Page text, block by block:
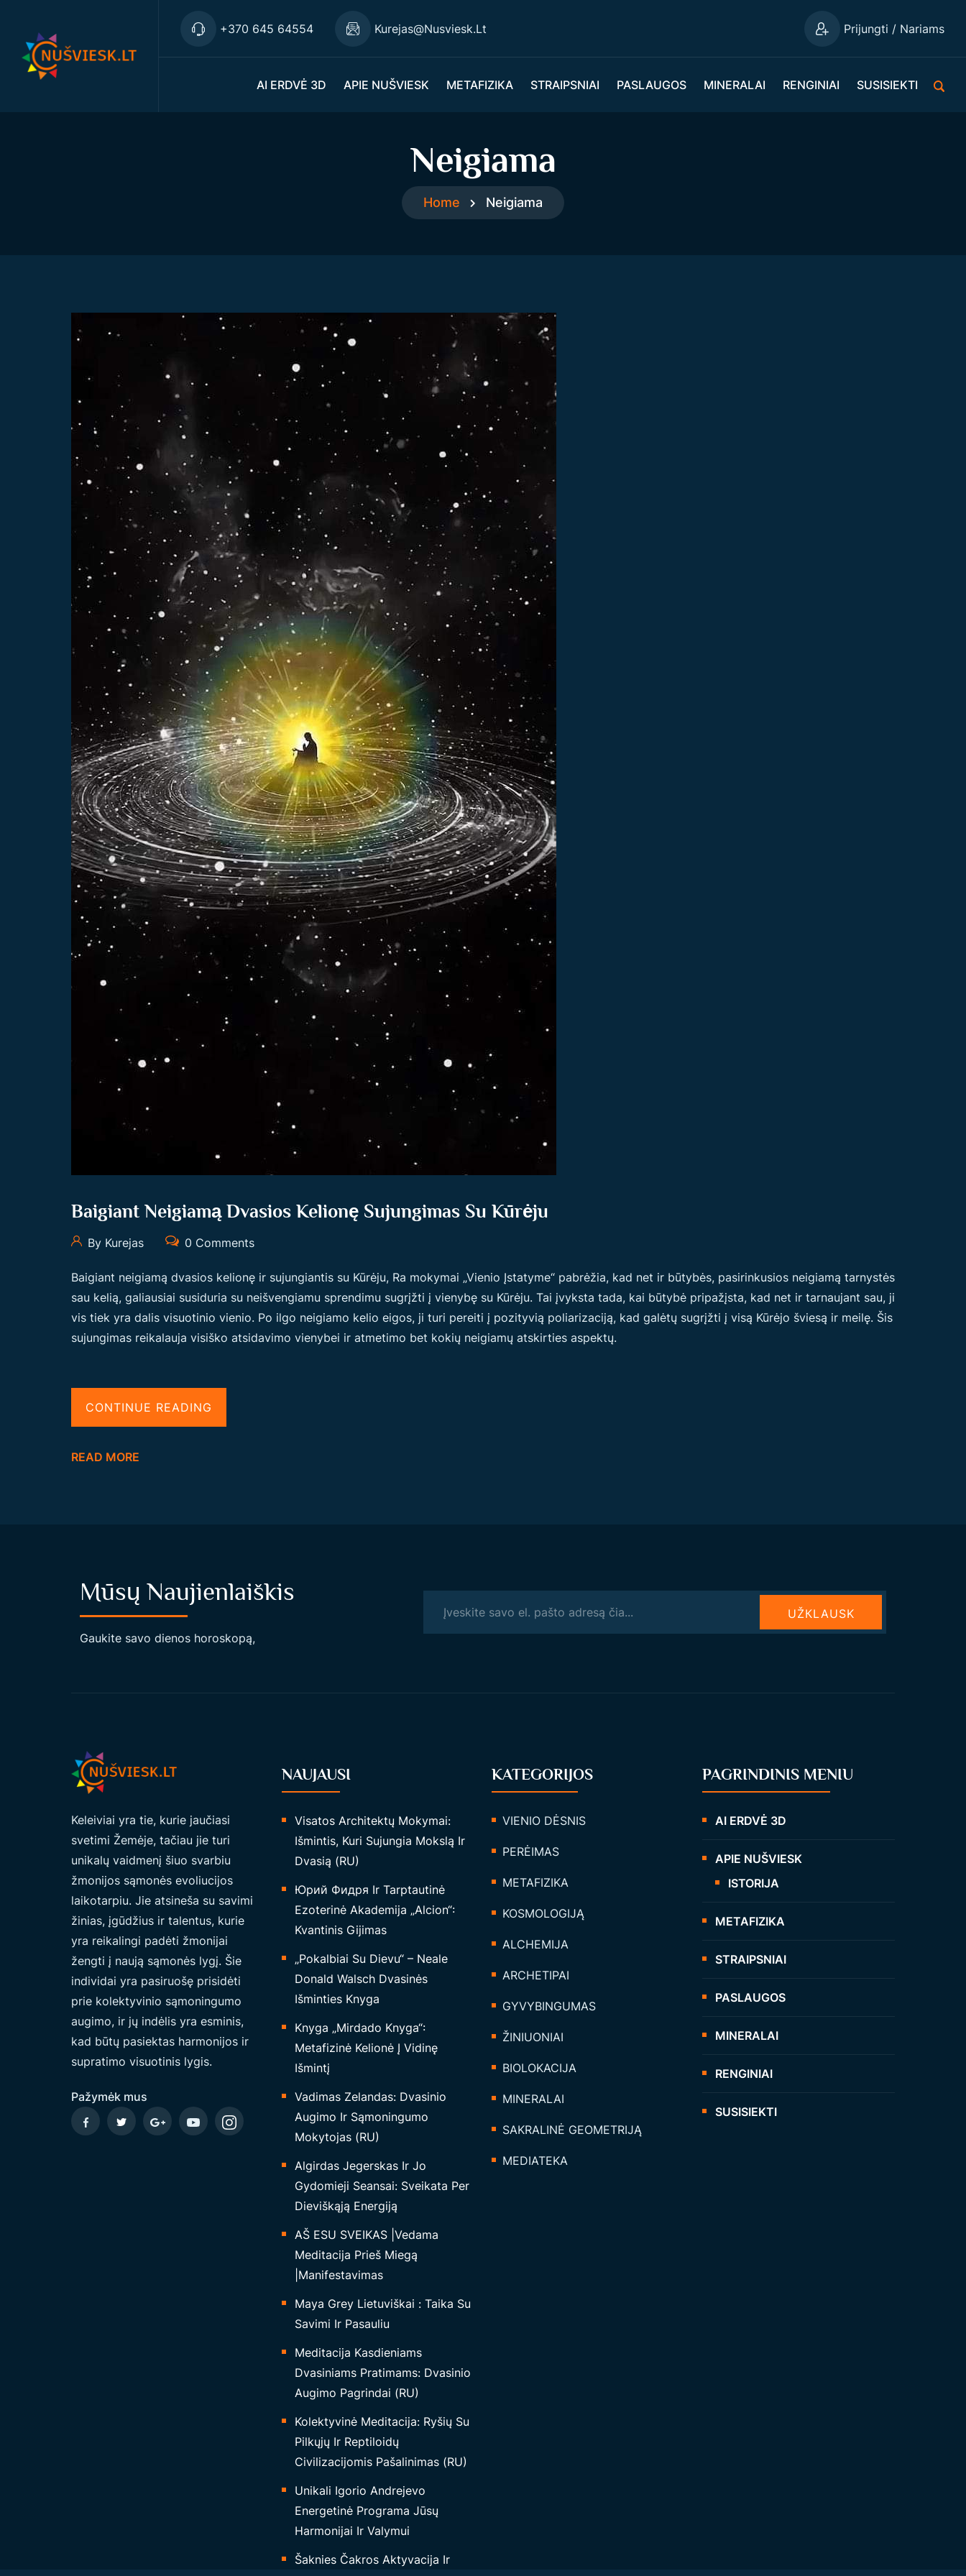
+370 645 64554 Kurejas@nusviesk.lt Prijungti / Nariams
AI ERDVĖ 3D APIE NUŠVIESK METAFIZIKA STRAIPSNIAI PASLAUGOS MINERALAI RENGINIAI SUSISIEKTI
Neigiama
Home Neigiama
Baigiant Neigiamą Dvasios Kelionę Sujungimas Su Kūrėju
By Kurejas 0 Comments
Baigiant neigiamą dvasios kelionę ir sujungiantis su Kūrėju, Ra mokymai „Vienio Įstatyme“ pabrėžia, kad net ir būtybės, pasirinkusios neigiamą tarnystės
sau kelią, galiausiai susiduria su neišvengiamu sprendimu sugrįžti į vienybę su Kūrėju. Tai įvyksta tada, kai būtybė pripažįsta, kad net ir tarnaujant sau, ji
vis tiek yra dalis visuotinio vienio. Po ilgo neigiamo kelio eigos, ji turi pereiti į pozityvią poliarizaciją, kad galėtų sugrįžti į visą Kūrėjo šviesą ir meilę. Šis
sujungimas reikalauja visiško atsidavimo vienybei ir atmetimo bet kokių neigiamų atskirties aspektų.
CONTINUE READING
B
N
S
K
L
O
N
Ę
N
G
READ MORE
Mūsų Naujienlaiškis
Gaukite savo dienos horoskopą,
UŽКLAUSK
Keleiviai yra tie, kurie jaučiasi
svetimi Žemėje, tačiau jie turi
unikalų vaidmenį šiuo svarbiu
žmonijos sąmonės evoliucijos
laikotarpiu. Jie atsineša su savimi
žinias, įgūdžius ir talentus, kurie
yra reikalingi padėti žmonijai
žengti į naują sąmonės lygį. Šie
individai yra pasiruošę prisidėti
prie kolektyvinio sąmoningumo
augimo, ir jų indėlis yra esminis,
kad būtų pasiektas harmonijos ir
supratimo visuotinis lygis.
Pažymėk mus
NAUJAUSI
Visatos Architektų Mokymai:
Išmintis, Kuri Sujungia Mokslą Ir
Dvasią (RU)
Юрий Фидря Ir Tarptautinė
Ezoterinė Akademija „Alcion“:
Kvantinis Gijimas
„Pokalbiai Su Dievu“ – Neale
Donald Walsch Dvasinės
Išminties Knyga
Knyga „Mirdado Knyga“:
Metafizinė Kelionė Į Vidinę
Išmintį
Vadimas Zelandas: Dvasinio
Augimo Ir Sąmoningumo
Mokytojas (RU)
Algirdas Jegerskas Ir Jo
Gydomieji Seansai: Sveikata Per
Dieviškąją Energiją
AŠ ESU SVEIKAS |Vedama
Meditacija Prieš Miegą
|Manifestavimas
Maya Grey Lietuviškai : Taika Su
Savimi Ir Pasauliu
Meditacija Kasdieniams
Dvasiniams Pratimams: Dvasinio
Augimo Pagrindai (RU)
Kolektyvinė Meditacija: Ryšių Su
Pilkųjų Ir Reptiloidų
Civilizacijomis Pašalinimas (RU)
Unikali Igorio Andrejevo
Energetinė Programa Jūsų
Harmonijai Ir Valymui
Šaknies Čakros Aktyvacija Ir
KATEGORIJOS
VIENIO DĖSNIS
PERĖIMAS
METAFIZIKA
KOSMOLOGIJĄ
ALCHEMIJA
ARCHETIPAI
GYVYBINGUMAS
ŽINIUONIAI
BIOLOKACIJA
MINERALAI
SAKRALINĖ GEOMETRIJĄ
MEDIATEKA
PAGRINDINIS MENIU
AI ERDVĖ 3D
APIE NUŠVIESK
ISTORIJA
METAFIZIKA
STRAIPSNIAI
PASLAUGOS
MINERALAI
RENGINIAI
SUSISIEKTI